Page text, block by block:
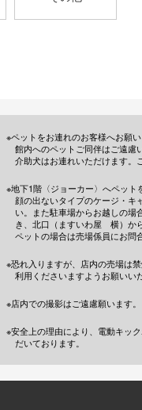
※ペットをお連れのお客様へお願い
館内へのペットご同伴はご遠慮
介助犬はお連れいただけます。
※地下1階〈ジョーカー〉へペッ
顔の出ないタイプのケージ・キ
い。また駐車場からお越しの場
き、北口（ますいわ屋 横）か
ペットの場合は売場係員にお問
※恐れ入りますが、店内の売場は
利用くださいますようお願いい
※店内での撮影はご遠慮願います。
※安全上の理由により、電動キッ
だいております。